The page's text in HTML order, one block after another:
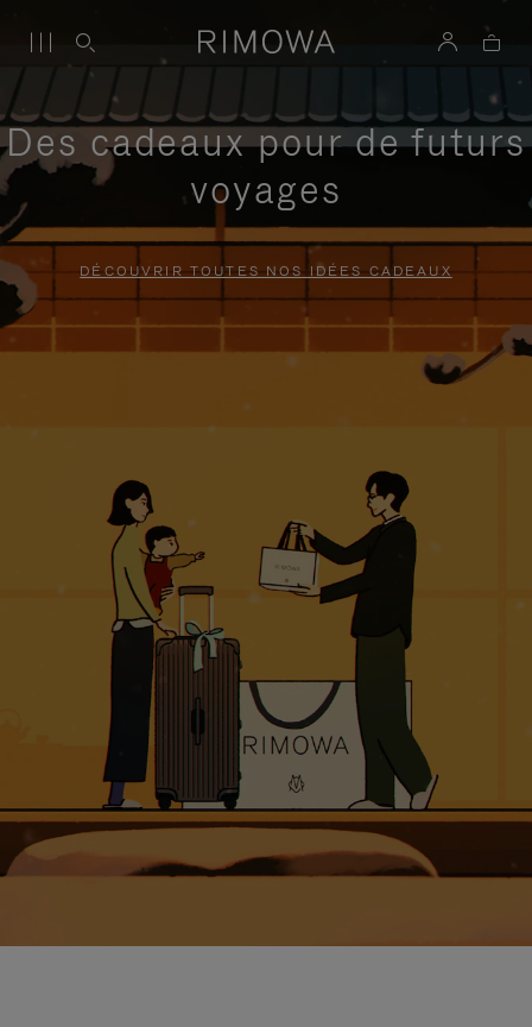
Des cadeaux pour de futurs
voyages
DÉCOUVRIR TOUTES NOS IDÉES CADEAUX